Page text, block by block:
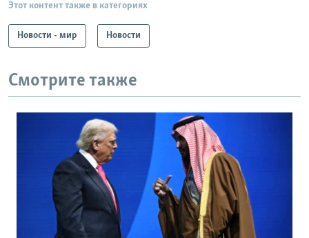
Этот контент также в категориях
Новости - мир Новости
Смотрите также